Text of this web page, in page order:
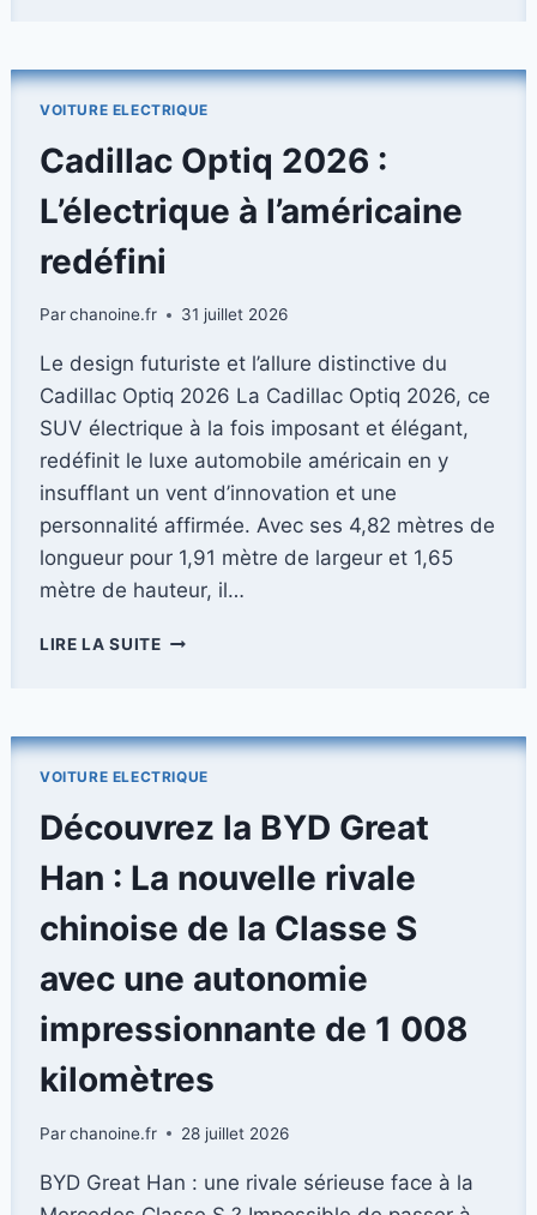
BERLINE
CHINOISE
QUI
BOUSCULE
LES
STANDARDS
DU
PREMIUM
COMPLET
VOITURE ELECTRIQUE
Cadillac Optiq 2026 :
L’électrique à l’américaine
redéfini
Parchanoine.fr 31 juillet 2026
Le design futuriste et l’allure distinctive du
Cadillac Optiq 2026 La Cadillac Optiq 2026, ce
SUV électrique à la fois imposant et élégant,
redéfinit le luxe automobile américain en y
insufflant un vent d’innovation et une
personnalité affirmée. Avec ses 4,82 mètres de
longueur pour 1,91 mètre de largeur et 1,65
mètre de hauteur, il…
LIRE LA SUITECADILLAC
L’ÉLECTRIQUE
L’AMÉRICAINE
REDÉFINI
VOITURE ELECTRIQUE
Découvrez la BYD Great
Han : La nouvelle rivale
chinoise de la Classe S
avec une autonomie
impressionnante de 1 008
kilomètres
Parchanoine.fr 28 juillet 2026
BYD Great Han : une rivale sérieuse face à la